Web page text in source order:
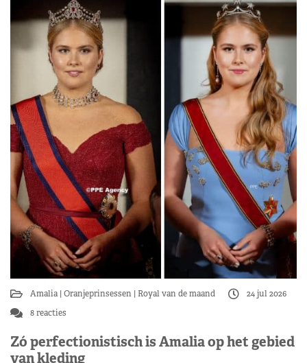
Amalia Oranjeprinsessen Royal van de maand
24 jul 2026
8 reacties
Zó perfectionistisch is Amalia op het gebied
van kleding